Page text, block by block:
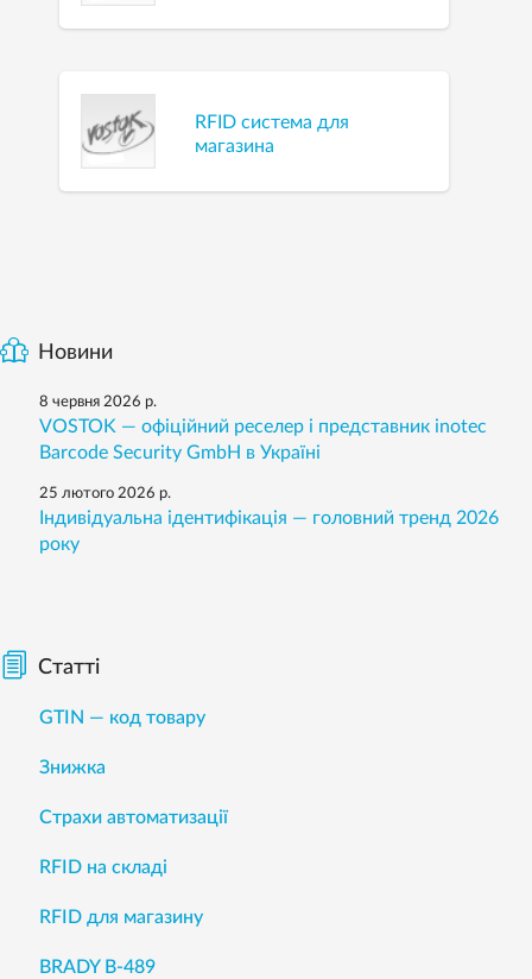
RFID система для
магазина
Новини
8 червня 2026 р.
VOSTOK — офіційний реселер і представник inotec
Barcode Security GmbH в Україні
25 лютого 2026 р.
Індивідуальна ідентифікація — головний тренд 2026
року
Статті
GTIN — код товару
Знижка
Страхи автоматизації
RFID на складі
RFID для магазину
BRADY B-489